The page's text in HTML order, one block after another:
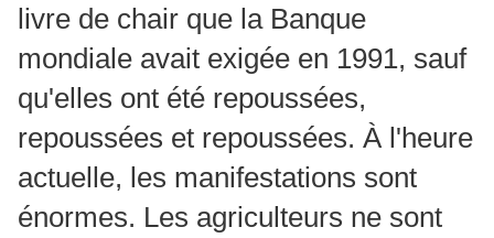
livre de chair que la Banque
mondiale avait exigée en 1991, sauf
qu'elles ont été repoussées,
repoussées et repoussées. À l'heure
actuelle, les manifestations sont
énormes. Les agriculteurs ne sont